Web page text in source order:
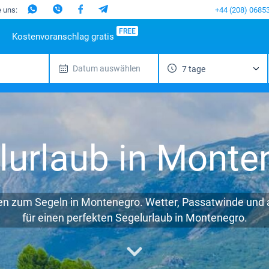
uns: +44 (208)
Reiseziele
Mugla
Beliebte Marinas
Marina Baotic
Marina Mandalina
Marina Kornati
Marina Kastela
ACI Dubrovnik
Veruda
Beliebte
Dufour
Elan
Hanse
Excess
Lagoon
Bali
Fountaine Pajot
Leopard
Spanien
Kanarischen
Inseln
Teneriffa
Balearen
Portugal Italien
Amalfi
Kostenvoranschlag gratis FREE
Datum auswählen 7 tage
in
zum Segeln in Montenegro. Wetter, Passatwinde
für einen perfekten Segelurlaub in Montenegro.